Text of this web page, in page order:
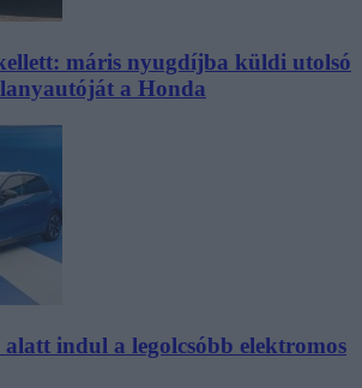
máris nyugdíjba küldi utolsó
a Honda
indul a legolcsóbb elektromos